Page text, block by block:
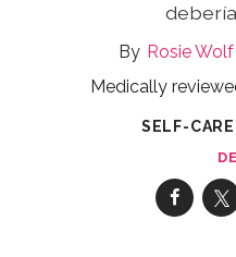
Rosie
Medically
SELF-